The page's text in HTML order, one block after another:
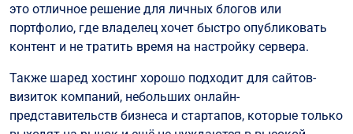
это отличное решение для личных блогов или
портфолио, где владелец хочет быстро опубликовать
контент и не тратить время на настройку сервера.
Также шаред хостинг хорошо подходит для сайтов-
визиток компаний, небольших онлайн-
представительств бизнеса и стартапов, которые только